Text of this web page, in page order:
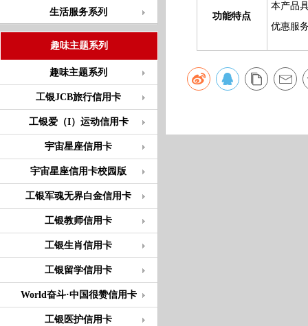
生活服务系列
趣味主题系列
趣味主题系列
工银JCB旅行信用卡
工银爱（I）运动信用卡
宇宙星座信用卡
宇宙星座信用卡校园版
工银军魂无界白金信用卡
工银教师信用卡
工银生肖信用卡
工银留学信用卡
World奋斗·中国很赞信用卡
工银医护信用卡
功能特点
本产品
优惠服